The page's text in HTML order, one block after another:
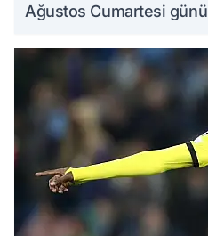
Ağustos Cumartesi günü